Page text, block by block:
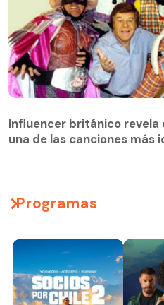
Influencer británico revela
una de las canciones más
Programas